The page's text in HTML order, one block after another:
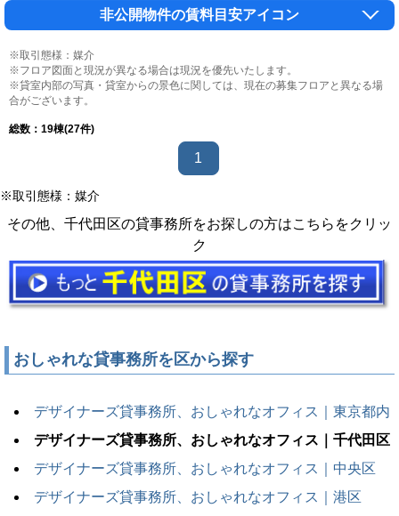
非公開物件の賃料目安アイコン
※取引態様：媒介
※フロア図面と現況が異なる場合は現況を優先いたします。
※貸室内部の写真・貸室からの景色に関しては、現在の募集フロアと異なる場
合がございます。
総数： 19棟(27件)
1
※取引態様：媒介
その他、千代田区の貸事務所をお探しの方はこちらをクリッ
ク
おしゃれな貸事務所を区から探す
デザイナーズ貸事務所、おしゃれなオフィス｜東京都内
デザイナーズ貸事務所、おしゃれなオフィス｜千代田区
デザイナーズ貸事務所、おしゃれなオフィス｜中央区
デザイナーズ貸事務所、おしゃれなオフィス｜港区